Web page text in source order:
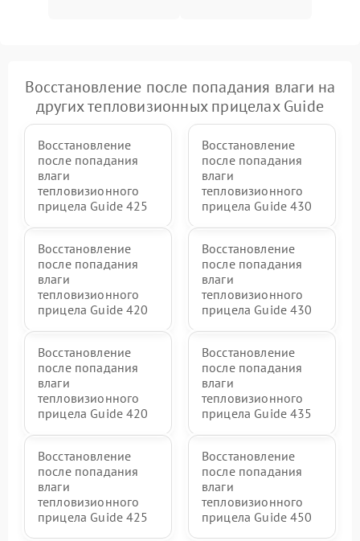
Восстановление после попадания влаги на
других тепловизионных прицелах Guide
Восстановление
после попадания
влаги
тепловизионного
прицела Guide 425
Восстановление
после попадания
влаги
тепловизионного
прицела Guide 430
Восстановление
после попадания
влаги
тепловизионного
прицела Guide 420
Восстановление
после попадания
влаги
тепловизионного
прицела Guide 430
Восстановление
после попадания
влаги
тепловизионного
прицела Guide 420
Восстановление
после попадания
влаги
тепловизионного
прицела Guide 435
Восстановление
после попадания
влаги
тепловизионного
прицела Guide 425
Восстановление
после попадания
влаги
тепловизионного
прицела Guide 450